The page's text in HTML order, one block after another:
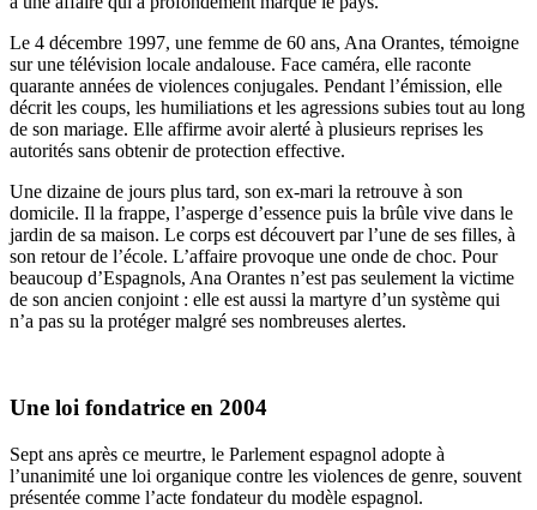
Le 4 décembre 1997, une femme de 60 ans, Ana Orantes, témoigne
sur une télévision locale andalouse. Face caméra, elle raconte
quarante années de violences conjugales. Pendant l’émission, elle
décrit les coups, les humiliations et les agressions subies tout au long
de son mariage. Elle affirme avoir alerté à plusieurs reprises les
autorités sans obtenir de protection effective.
Une dizaine de jours plus tard, son ex-mari la retrouve à son
domicile. Il la frappe, l’asperge d’essence puis la brûle vive dans le
jardin de sa maison. Le corps est découvert par l’une de ses filles, à
son retour de l’école. L’affaire provoque une onde de choc. Pour
beaucoup d’Espagnols, Ana Orantes n’est pas seulement la victime
de son ancien conjoint : elle est aussi la martyre d’un système qui
n’a pas su la protéger malgré ses nombreuses alertes.
Une loi fondatrice en 2004
Sept ans après ce meurtre, le Parlement espagnol adopte à
l’unanimité une loi organique contre les violences de genre, souvent
présentée comme l’acte fondateur du modèle espagnol.